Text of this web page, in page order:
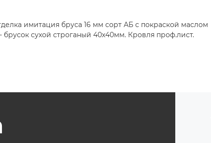
имитация бруса 16 мм сорт АБ с покраской маслом
брусок сухой строганый 40х40мм. Кровля проф.лист.